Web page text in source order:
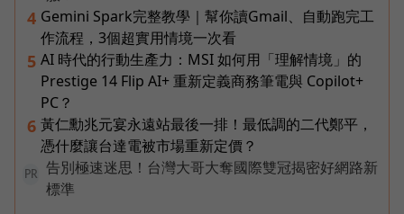
4 Gemini Spark完整教學｜幫你讀Gmail、自動跑完工
作流程，3個超實用情境一次看
5 AI 時代的行動生產力：MSI 如何用「理解情境」的
Prestige 14 Flip AI+ 重新定義商務筆電與 Copilot+
PC？
6 黃仁勳兆元宴永遠站最後一排！最低調的二代鄭平，
憑什麼讓台達電被市場重新定價？
PR
告別極速迷思！台灣大哥大奪國際雙冠揭密好網路新
標準